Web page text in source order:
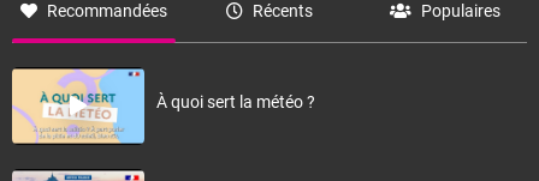
Recommandées Récents Populaires
À quoi sert la météo ?